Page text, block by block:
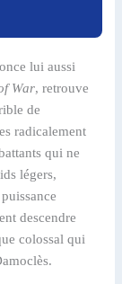
lui aussi
War, retrouve
de
radicalement
qui ne
légers,
descendre
colossal qui